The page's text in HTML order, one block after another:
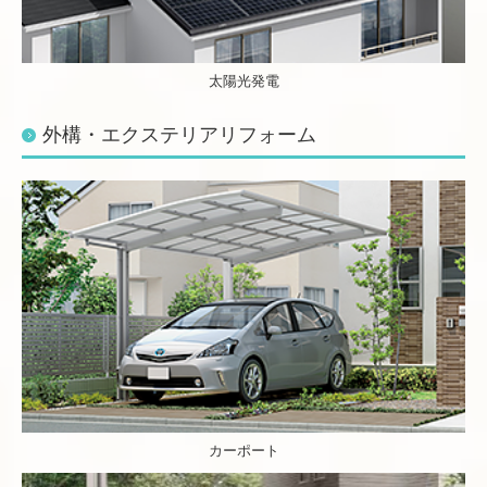
太陽光発電
外構・エクステリアリフォーム
カーポート